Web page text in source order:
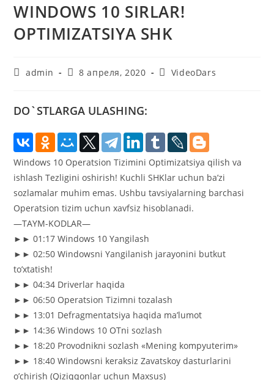
WINDOWS 10 SIRLAR!
OPTIMIZATSIYA SHK
Автор
admin
Запись
8 апреля, 2020
Рубрика
VideoDars
DO`STLARGA ULASHING:
Windows 10 Operatsion Tizimini Optimizatsiya qilish va
ishlash Tezligini oshirish! Kuchli SHKlar uchun ba’zi
sozlamalar muhim emas. Ushbu tavsiyalarning barchasi
Operatsion tizim uchun xavfsiz hisoblanadi.
—TAYM-KODLAR—
►► 01:17 Windows 10 Yangilash
►► 02:50 Windowsni Yangilanish jarayonini butkut
to’xtatish!
►► 04:34 Driverlar haqida
►► 06:50 Operatsion Tizimni tozalash
►► 13:01 Defragmentatsiya haqida ma’lumot
►► 14:36 Windows 10 OTni sozlash
►► 18:20 Provodnikni sozlash «Mening kompyuterim»
►► 18:40 Windowsni keraksiz Zavatskoy dasturlarini
o’chirish (Qiziqqonlar uchun Maxsus)